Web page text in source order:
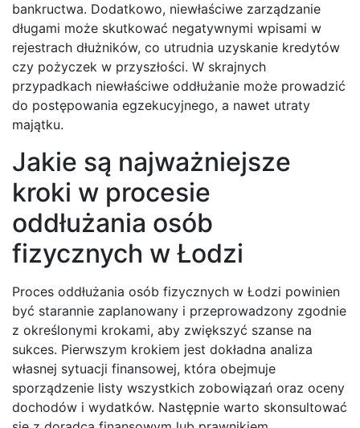
bankructwa. Dodatkowo, niewłaściwe zarządzanie
długami może skutkować negatywnymi wpisami w
rejestrach dłużników, co utrudnia uzyskanie kredytów
czy pożyczek w przyszłości. W skrajnych
przypadkach niewłaściwe oddłużanie może prowadzić
do postępowania egzekucyjnego, a nawet utraty
majątku.
Jakie są najważniejsze
kroki w procesie
oddłużania osób
fizycznych w Łodzi
Proces oddłużania osób fizycznych w Łodzi powinien
być starannie zaplanowany i przeprowadzony zgodnie
z określonymi krokami, aby zwiększyć szanse na
sukces. Pierwszym krokiem jest dokładna analiza
własnej sytuacji finansowej, która obejmuje
sporządzenie listy wszystkich zobowiązań oraz oceny
dochodów i wydatków. Następnie warto skonsultować